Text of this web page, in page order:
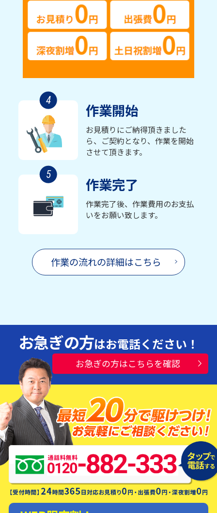
4
作業開始
お見積りにご納得頂きました
ら、ご契約となり、作業を開始
させて頂きます。
5
作業完了
作業完了後、作業費用のお支払
いをお願い致します。
作業の流れの詳細はこちら
お急ぎの方はお電話ください！
お急ぎの方はこちらを確認
水漏れ・つまり・修理お電話一本ですぐ
にお伺いします！